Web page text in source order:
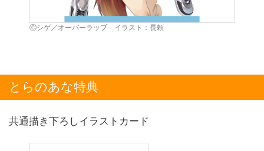
Ⓒシゲ／オーバーラップ イラスト：長頼
とらのあな特典
共通描き下ろしイラストカード